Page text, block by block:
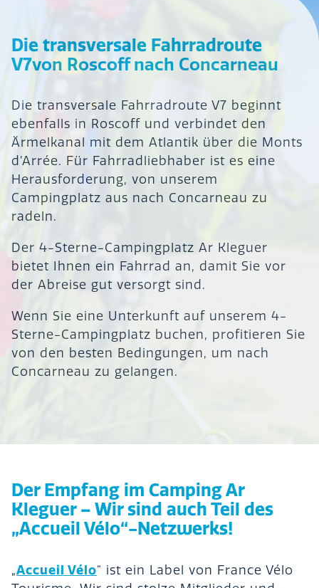
Die transversale Fahrradroute
V7von Roscoff nach Concarneau
Die transversale Fahrradroute V7 beginnt
ebenfalls in Roscoff und verbindet den
Ärmelkanal mit dem Atlantik über die Monts
d’Arrée. Für Fahrradliebhaber ist es eine
Herausforderung, von unserem
Campingplatz aus nach Concarneau zu
radeln.
Der 4-Sterne-Campingplatz Ar Kleguer
bietet Ihnen ein Fahrrad an, damit Sie vor
der Abreise gut versorgt sind.
Wenn Sie eine Unterkunft auf unserem 4-
Sterne-Campingplatz buchen, profitieren Sie
von den besten Bedingungen, um nach
Concarneau zu gelangen.
Der Empfang im Camping Ar
Kleguer – Wir sind auch Teil des
„Accueil Vélo“-Netzwerks!
„Accueil Vélo“ ist ein Label von France Vélo